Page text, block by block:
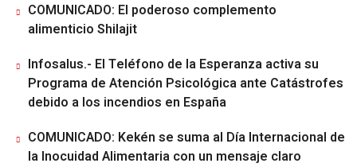
COMUNICADO: El poderoso complemento
alimenticio Shilajit
Infosalus.- El Teléfono de la Esperanza activa su
Programa de Atención Psicológica ante Catástrofes
debido a los incendios en España
COMUNICADO: Kekén se suma al Día Internacional de
la Inocuidad Alimentaria con un mensaje claro